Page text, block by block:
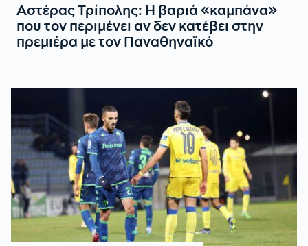
Αστέρας Τρίπολης: Η βαριά «καμπάνα»
που τον περιμένει αν δεν κατέβει στην
πρεμιέρα με τον Παναθηναϊκό